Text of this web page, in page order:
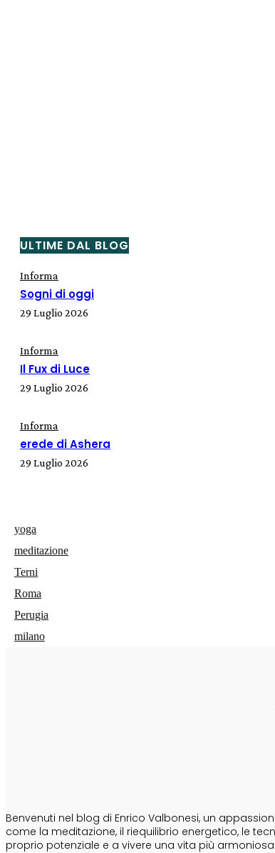
ULTIME DAL BLOG
Informa
Sogni di oggi
29 Luglio 2026
Informa
Il Fux di Luce
29 Luglio 2026
Informa
erede di Ashera
29 Luglio 2026
yoga
meditazione
Terni
Roma
Perugia
milano
Benvenuti nel blog di Enrico Valbonesi, un
come la meditazione, il riequilibrio energetico, le
proprio potenziale e a vivere una vita più